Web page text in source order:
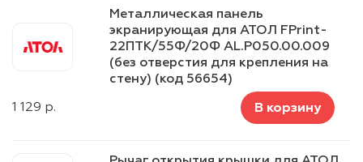
Металлическая панель
экранирующая для АТОЛ FPrint-
22ПТK/55Ф/20Ф AL.P050.00.009
(без отверстия для крепления на
стену) (код 56654)
1 129 р. В корзину